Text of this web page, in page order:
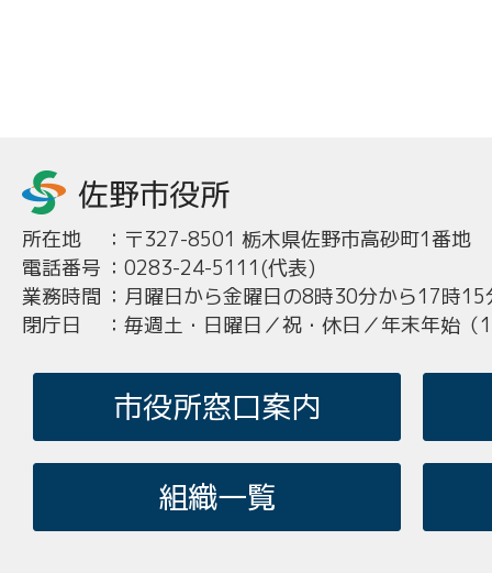
所在地 ： 〒327-8501 栃木県佐野市高砂町1番地
電話番号 ： 0283-24-5111(代表)
業務時間 ： 月曜日から金曜日の8時30分から17時15
閉庁日
： 毎週土・日曜日／祝・休日／年末年始
市役所窓口案内
組織一覧